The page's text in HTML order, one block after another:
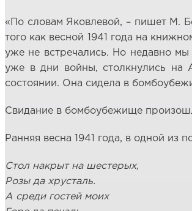
«По словам Яковлевой, – пишет М.
того как весной 1941 года на
уже не встречались. Но недавно
уже в дни войны, столкнулись на
состоянии. Она сидела в
Свидание в бомбоубежище
Ранняя весна 1941 года, в одной из
Стол накрыт на шестерых,
Розы да хрусталь.
А среди гостей моих